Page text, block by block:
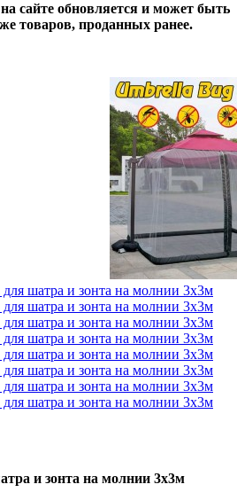
сайте обновляется и может быть
товаров, проданных ранее.
и зонта на молнии 3х3м